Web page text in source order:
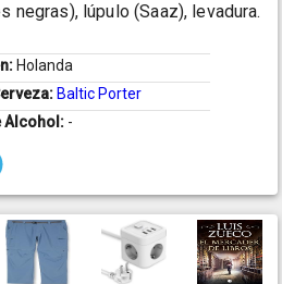
negras), lúpulo (Saaz), levadura.
Holanda
Baltic Porter
Alcohol: -